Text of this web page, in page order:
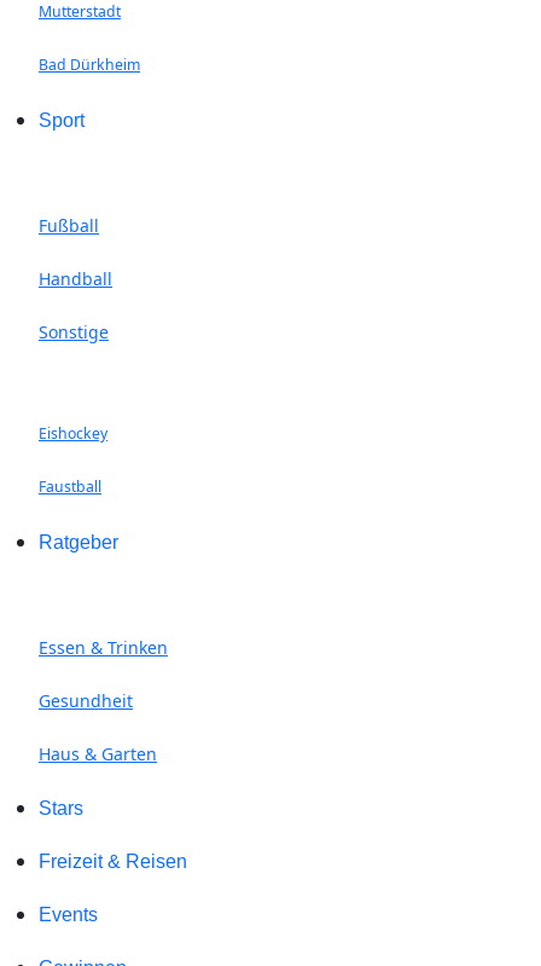
Mutterstadt
Bad Dürkheim
Sport
Fußball
Handball
Sonstige
Eishockey
Faustball
Ratgeber
Essen & Trinken
Gesundheit
Haus & Garten
Stars
Freizeit & Reisen
Events